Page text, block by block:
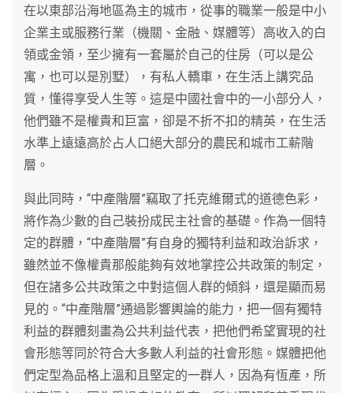
在以東部沿海地區為主的城市，從事的職業一般是中小
企業主或服務行業（機關、金融、媒體等）高收入的白
領或金領，至少擁有一套屬於自己的住房（可以是公
寓，也可以是別墅），有私人轎車，在生活上講究品
質，懂得享受人生等。這是中國社會中的一小部分人，
他們雖不是權貴和巨富，卻是不折不扣的精英，在生活
水準上遠遠高於占人口絕大部分的農民和城市工薪階
層。
與此同時，“中產階層”竊取了托克維爾式的道德色彩，
將作為少數的自己裝扮成民主社會的基礎。作為一個特
定的群體，“中產階層”有自身的獨特利益和政治訴求，
雖然並不像權貴那般能夠有效地掌控公共政策的制定，
但在諸多公共政策之中對這個人群的傾斜，還是顯而易
見的。“中產階層”通過影響輿論的能力，把一個有獨特
利益的群體刻畫為公共利益代表，把他們希望實現的社
會形態等同於符合大多數人利益的社會形態。媒體把他
們定型為品格上溫和且堅定的一群人，因為有恆產，所